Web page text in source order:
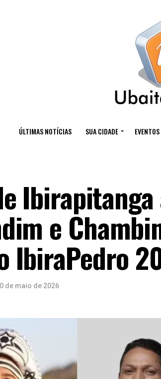
ÚLTIMAS NOTÍCIAS SUA CIDADE EVENTOS
e
IbiraPedro
de maio de 2026